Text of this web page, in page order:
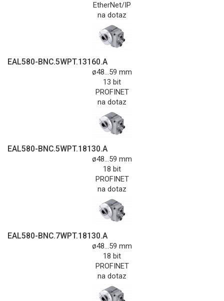
EtherNet/IP
na dotaz
EAL580-BNC.5WPT.13160.A
ø48...59 mm
13 bit
PROFINET
na dotaz
EAL580-BNC.5WPT.18130.A
ø48...59 mm
18 bit
PROFINET
na dotaz
EAL580-BNC.7WPT.18130.A
ø48...59 mm
18 bit
PROFINET
na dotaz